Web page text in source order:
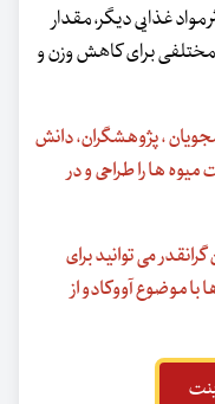
غذایی دیگر، مقدار
مختلفی برای کاهش وزن و
، پژوهشگران، دانش
میوه ها را طراحی و در
می توانید برای
با موضوع آووکادو از